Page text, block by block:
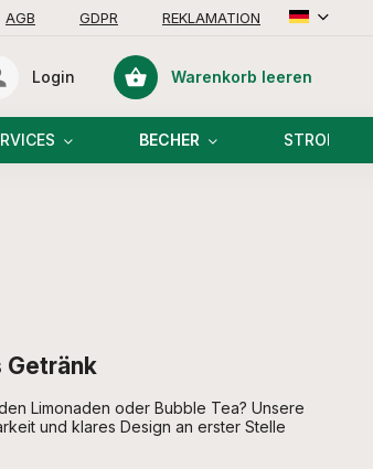
AGB GDPR REKLAMATION
Warenkorb
Warenkorb leeren
Login
BECHER
Getränk
Limonaden oder Bubble Tea? Unsere
und klares Design an erster Stelle